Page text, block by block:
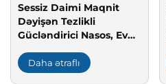
Sessiz Daimi Maqnit
Dəyişən Tezlikli
Gücləndirici Nasos, Ev
Kiçik Miqyaslı Sulama
Üçün AC İle Qidalanan
Daha ətraflı